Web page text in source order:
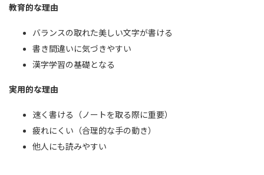
教育的な理由
バランスの取れた美しい文字が書ける
書き間違いに気づきやすい
漢字学習の基礎となる
実用的な理由
速く書ける（ノートを取る際に重要）
疲れにくい（合理的な手の動き）
他人にも読みやすい